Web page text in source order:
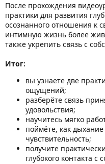
После прохождения
практики для развития
осознанного отношения к
интимную жизнь более
также укрепить связь с
Итог:
вы узнаете две
ощущений;
разберёте связь
удовольствия;
научитесь мягко
поймёте, как
чувствительность;
получите
глубокого контакта с